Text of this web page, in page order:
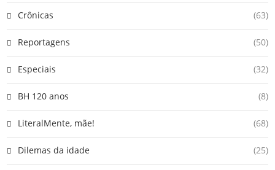
Crônicas (63)
Reportagens (50)
Especiais (32)
BH 120 anos (8)
LiteralMente, mãe! (68)
Dilemas da idade (25)